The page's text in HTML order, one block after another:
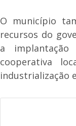
O município
recursos do
a
cooperativa
industrialização